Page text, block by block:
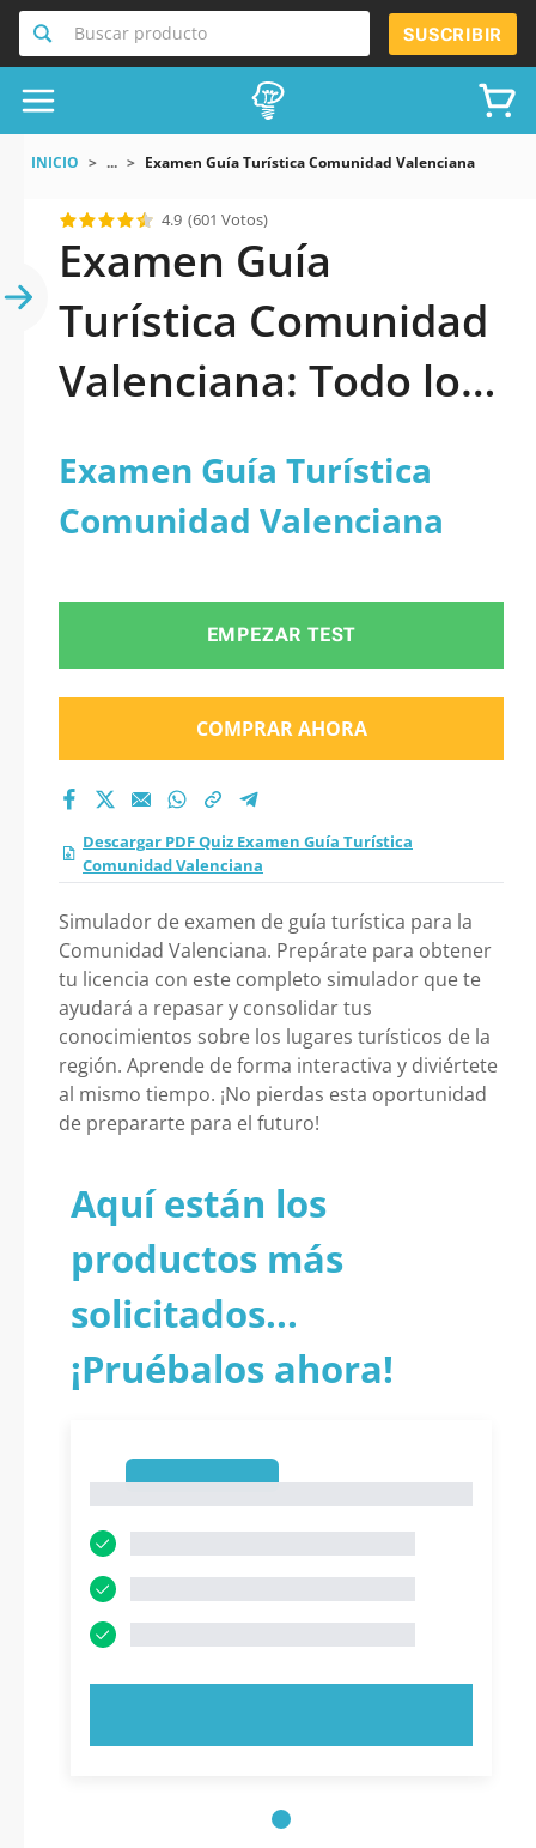
Buscar producto SUSCRIBIR
INICIO ... Examen Guía Turística Comunidad Valenciana
4.9 (601 Votos)
Examen Guía
Turística Comunidad
Valenciana: Todo lo
Examen Guía Turística
Comunidad Valenciana
EMPEZAR TEST
COMPRAR AHORA
Descargar PDF Quiz Examen Guía Turística
Comunidad Valenciana
Simulador de examen de guía turística para la
Comunidad Valenciana. Prepárate para obtener
tu licencia con este completo simulador que te
ayudará a repasar y consolidar tus
conocimientos sobre los lugares turísticos de la
región. Aprende de forma interactiva y diviértete
al mismo tiempo. ¡No pierdas esta oportunidad
de prepararte para el futuro!
Aquí están los
productos más
solicitados...
¡Pruébalos ahora!